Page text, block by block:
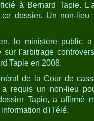
à Bernard Tapie.
dossier. Un non-
le ministère public
sur l'arbitrage
Tapie en 2008.
de la Cour de
requis un non-lieu
Tapie, a affirmé
d'iTélé.